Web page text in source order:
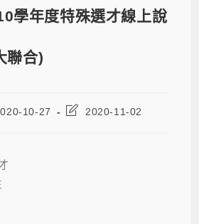
學年度特殊選才線上說
聯合)
10-27 2020-11-02